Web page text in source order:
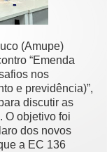
(Amupe)
“Emenda
nos
e previdência)”,
discutir as
O objetivo foi
dos novos
a EC 136